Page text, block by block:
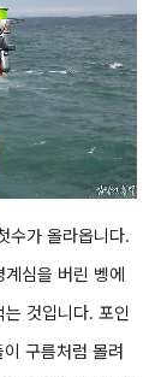
수가 올라옵니다.
심을 버린 벵에
것입니다. 포인
구름처럼 몰려